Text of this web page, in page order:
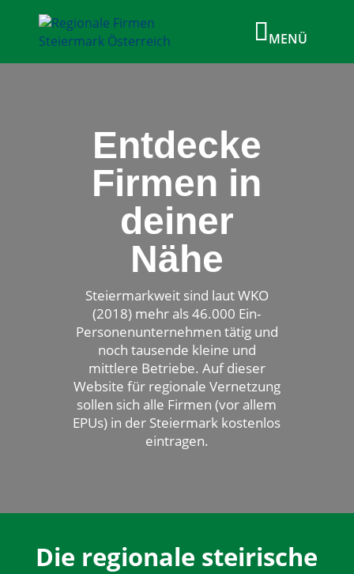
Entdecke
Firmen in
deiner
Nähe
Steiermarkweit sind laut WKO
(2018) mehr als 46.000 Ein-
Personenunternehmen tätig und
noch tausende kleine und
mittlere Betriebe. Auf dieser
Website für regionale Vernetzung
sollen sich alle Firmen (vor allem
EPUs) in der Steiermark kostenlos
eintragen.
Die regionale steirische